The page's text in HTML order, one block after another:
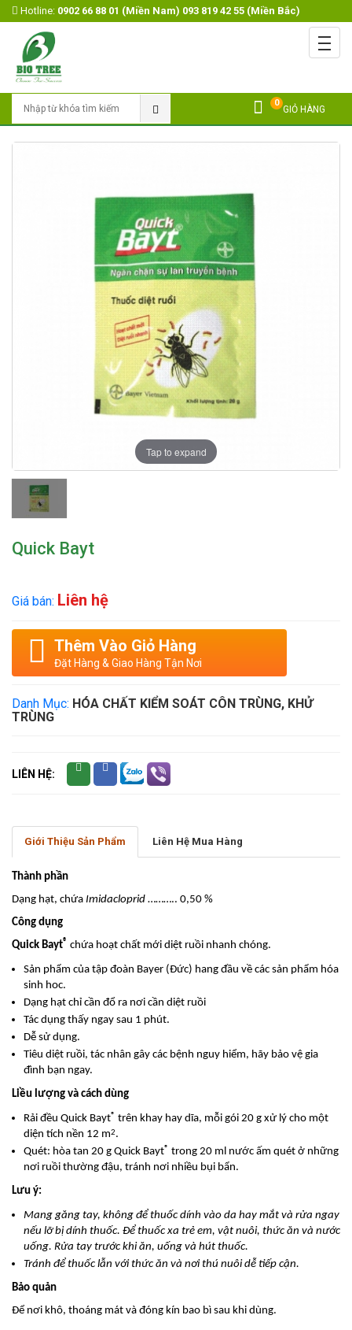
Menu
Trang chủ
Giới Thiệu
Sản Phẩm
Hotline: 0902 66 88 01 (Miền Nam) 093 819 42 55 (Miền Bắc)
0
GIỎ HÀNG
Tap to expand
Quick Bayt
Giá bán: Liên hệ
Thêm Vào Giỏ Hàng
Đặt Hàng & Giao Hàng Tận Nơi
Danh Mục: HÓA CHẤT KIỂM SOÁT CÔN TRÙNG, KHỬ
TRÙNG
LIÊN HỆ:
Giới Thiệu Sản Phẩm Liên Hệ Mua Hàng
Thành phần
Dạng hạt, chứa Imidacloprid ……….. 0,50 %
Công dụng
Quick Bayt® chứa hoạt chất mới diệt ruồi nhanh chóng.
Sản phẩm của tập đoàn Bayer (Đức) hang đầu về các sản phẩm hóa
sinh hoc.
Dạng hạt chỉ cần đổ ra nơi cần diệt ruồi
Tác dụng thấy ngay sau 1 phút.
Dễ sử dụng.
Tiêu diệt ruồi, tác nhân gây các bệnh nguy hiểm, hãy bảo vệ gia
đình bạn ngay.
Liều lượng và cách dùng
Rải đều Quick Bayt® trên khay hay dĩa, mỗi gói 20 g xử lý cho một
diện tích nền 12 m2.
Quét: hòa tan 20 g Quick Bayt® trong 20 ml nước ấm quét ở những
nơi ruồi thường đậu, tránh nơi nhiều bụi bẩn.
Lưu ý:
Mang găng tay, không để thuốc dính vào da hay mắt và rửa ngay
nếu lỡ bị dính thuốc. Để thuốc xa trẻ em, vật nuôi, thức ăn và nước
uống. Rửa tay trước khi ăn, uống và hút thuốc.
Tránh để thuốc lẫn với thức ăn và nơi thú nuôi dễ tiếp cận.
Bảo quản
Để nơi khô, thoáng mát và đóng kín bao bì sau khi dùng.